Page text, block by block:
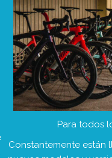
Para todos
Constantemente están